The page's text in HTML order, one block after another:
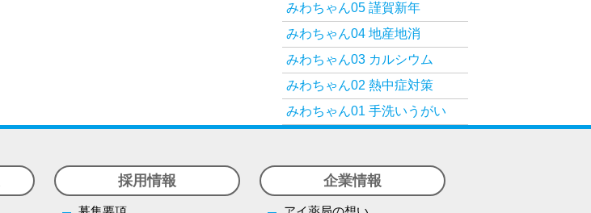
みわちゃん05 謹賀新年
みわちゃん04 地産地消
みわちゃん03 カルシウム
みわちゃん02 熱中症対策
みわちゃん01 手洗いうがい
採用情報 企業情報